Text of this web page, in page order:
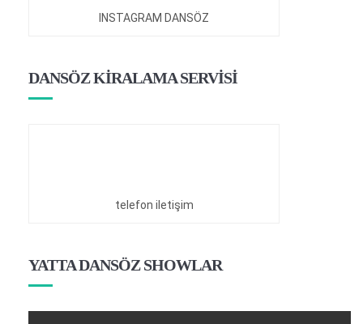
INSTAGRAM DANSÖZ
DANSÖZ KİRALAMA SERVİSİ
telefon iletişim
YATTA DANSÖZ SHOWLAR